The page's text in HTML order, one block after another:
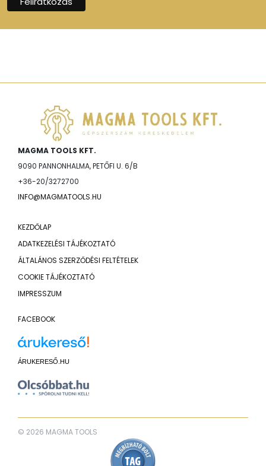
MAGMA TOOLS KFT.
9090 PANNONHALMA, PETŐFI U. 6/B
+36-20/3272700
INFO@MAGMATOOLS.HU
KEZDŐLAP
ADATKEZELÉSI TÁJÉKOZTATÓ
ÁLTALÁNOS SZERZŐDÉSI FELTÉTELEK
COOKIE TÁJÉKOZTATÓ
IMPRESSZUM
FACEBOOK
ÁRUKERESŐ.HU
© 2026 MAGMA TOOLS